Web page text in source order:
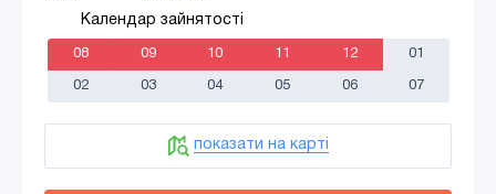
Календар зайнятості
08 09 10 11 12 01
02 03 04 05 06 07
показати на карті